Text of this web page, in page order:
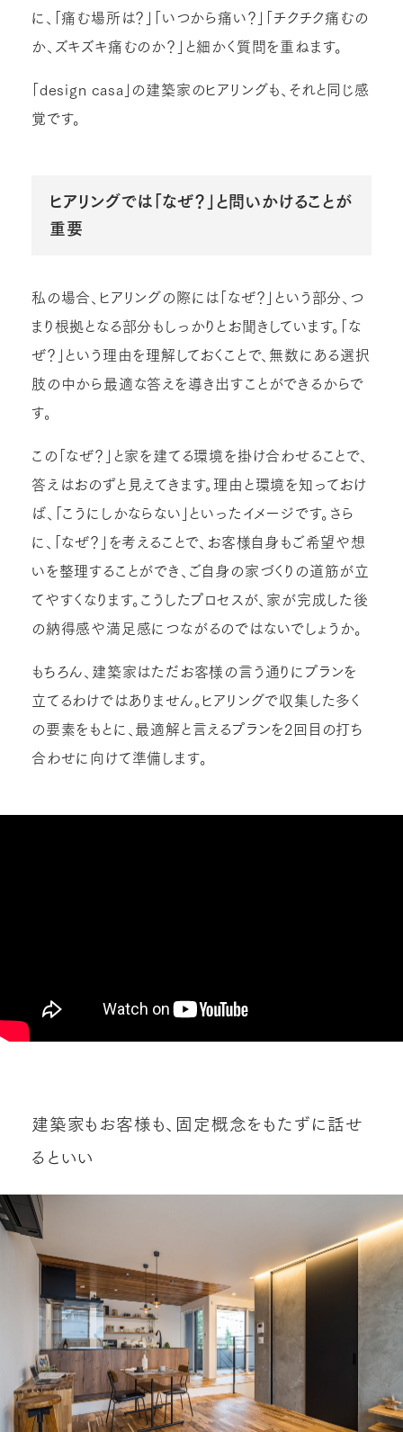
に、「痛む場所は？」「いつから痛い？」「チクチク痛むの
か、ズキズキ痛むのか？」と細かく質問を重ねます。
「design casa」の建築家のヒアリングも、それと同じ感
覚です。
ヒアリングでは「なぜ？」と問いかけることが
重要
私の場合、ヒアリングの際には「なぜ？」という部分、つ
まり根拠となる部分もしっかりとお聞きしています。「な
ぜ？」という理由を理解しておくことで、無数にある選択
肢の中から最適な答えを導き出すことができるからで
す。
この「なぜ？」と家を建てる環境を掛け合わせることで、
答えはおのずと見えてきます。理由と環境を知っておけ
ば、「こうにしかならない」といったイメージです。さら
に、「なぜ？」を考えることで、お客様自身もご希望や想
いを整理することができ、ご自身の家づくりの道筋が立
てやすくなります。こうしたプロセスが、家が完成した後
の納得感や満足感につながるのではないでしょうか。
もちろん、建築家はただお客様の言う通りにプランを
立てるわけではありません。ヒアリングで収集した多く
の要素をもとに、最適解と言えるプランを2回目の打ち
合わせに向けて準備します。
建築家もお客様も、固定概念をもたずに話せ
るといい